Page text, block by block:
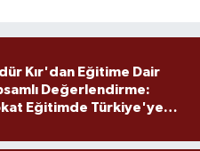
Kır'dan Eğitime Dair
Değerlendirme:
Eğitimde Türkiye'ye